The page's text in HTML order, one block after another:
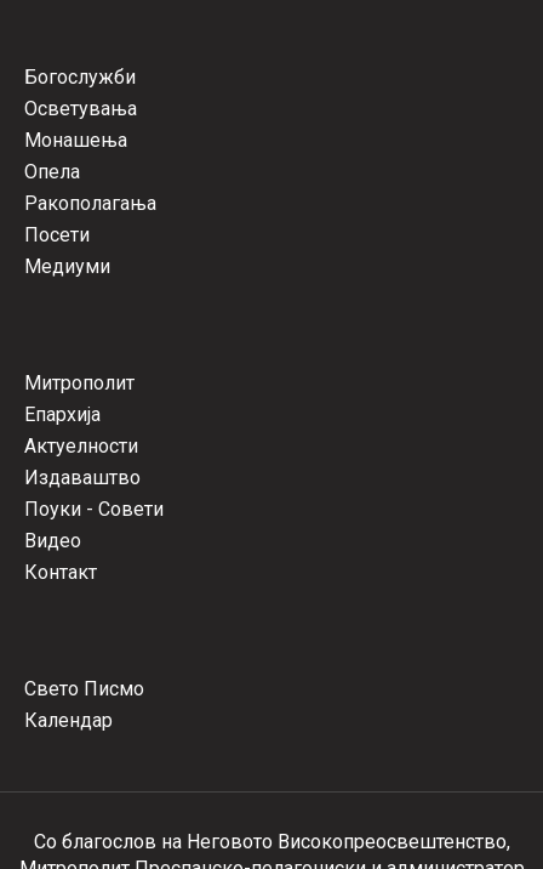
Богослужби
Осветувања
Монашења
Опела
Ракополагања
Посети
Медиуми
Митрополит
Епархија
Актуелности
Издаваштво
Поуки - Совети
Видео
Контакт
Свето Писмо
Календар
Со благослов на Неговото Високопреосвештенство,